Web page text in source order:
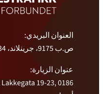
العنوان البريدي:
ص.ب 9175، جرينلاند، 0134 أوسلو
عنوان الزيارة:
19-23, 0186